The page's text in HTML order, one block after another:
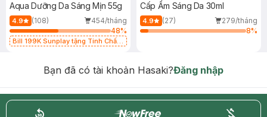
Aqua Dưỡng Da Sáng Mịn 55g
4.9 (108)
454/tháng
48%
Bill 199K Sunplay tặng Tinh Chất
Cấp Ẩm Sáng Da 30ml
4.9 (27)
279/tháng
8%
Bạn đã có tài khoản Hasaki?Đăng nhập